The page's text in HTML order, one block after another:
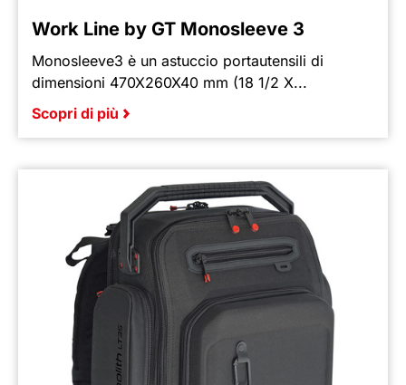
Work Line by GT Monosleeve 3
Monosleeve3 è un astuccio portautensili di
dimensioni 470X260X40 mm (18 1/2 X...
Scopri di più